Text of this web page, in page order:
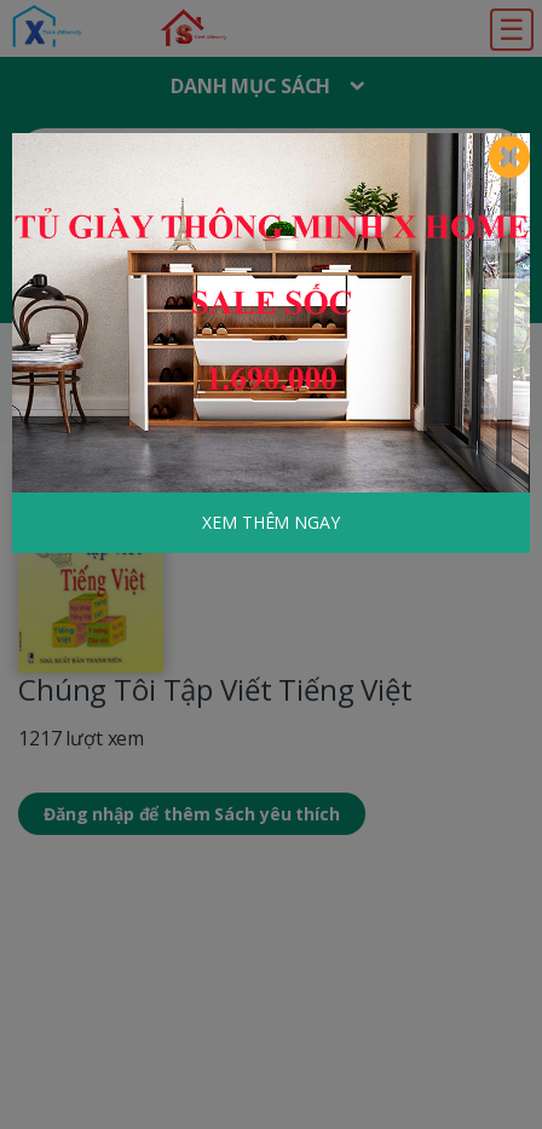
☰
DANH MỤC SÁCH
T
M
I
:
Đăng ký Đăng nhập
HOME Tâm Lý - Kỹ Năng Sống
Chúng Tôi
Tập Viết Tiếng Việt
Chúng Tôi Tập Viết Tiếng Việt
1217 lượt xem
Đăng nhập để thêm Sách yêu thích
XEM THÊM NGAY